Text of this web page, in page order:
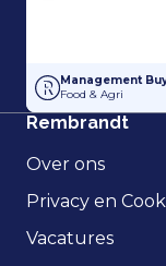
Management
Management
Food & Agri
Rembrandt
Over ons
Privacy en
Vacatures